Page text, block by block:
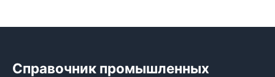
Справочник промышленных